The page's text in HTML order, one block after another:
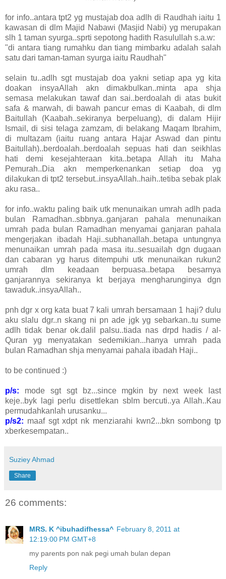
for info..antara tpt2 yg mustajab doa adlh di Raudhah iaitu 1
kawasan di dlm Majid Nabawi (Masjid Nabi) yg merupakan
slh 1 taman syurga..sprti sepotong hadith Rasulullah s.a.w:
"di antara tiang rumahku dan tiang mimbarku adalah salah
satu dari taman-taman syurga iaitu Raudhah"
selain tu..adlh sgt mustajab doa yakni setiap apa yg kita
doakan insyaAllah akn dimakbulkan..minta apa shja
semasa melakukan tawaf dan sai..berdoalah di atas bukit
safa & marwah, di bawah pancur emas di Kaabah, di dlm
Baitullah (Kaabah..sekiranya berpeluang), di dalam Hijir
Ismail, di sisi telaga zamzam, di belakang Maqam Ibrahim,
di multazam (iaitu ruang antara Hajar Aswad dan pintu
Baitullah)..berdoalah..berdoalah sepuas hati dan seikhlas
hati demi kesejahteraan kita..betapa Allah itu Maha
Pemurah..Dia akn memperkenankan setiap doa yg
dilakukan di tpt2 tersebut..insyaAllah..haih..tetiba sebak plak
aku rasa..
for info..waktu paling baik utk menunaikan umrah adlh pada
bulan Ramadhan..sbbnya..ganjaran pahala menunaikan
umrah pada bulan Ramadhan menyamai ganjaran pahala
mengerjakan ibadah Haji..subhanallah..betapa untungnya
menunaikan umrah pada masa itu..sesuailah dgn dugaan
dan cabaran yg harus ditempuhi utk menunaikan rukun2
umrah dlm keadaan berpuasa..betapa besarnya
ganjarannya sekiranya kt berjaya mengharunginya dgn
tawaduk..insyaAllah..
pnh dgr x org kata buat 7 kali umrah bersamaan 1 haji? dulu
aku slalu dgr..n skang ni pn ade jgk yg sebarkan..tu sume
adlh tidak benar ok.dalil palsu..tiada nas drpd hadis / al-
Quran yg menyatakan sedemikian...hanya umrah pada
bulan Ramadhan shja menyamai pahala ibadah Haji..
to be continued :)
p/s: mode sgt sgt bz...since mgkin by next week last
keje..byk lagi perlu disettlekan sblm bercuti..ya Allah..Kau
permudahkanlah urusanku...
p/s2: maaf sgt xdpt nk menziarahi kwn2...bkn sombong tp
xberkesempatan..
Suziey Ahmad
Share
26 comments:
MRS. K ^ibuhadifhessa^ February 8, 2011 at
12:19:00 PM GMT+8
my parents pon nak pegi umah bulan depan
Reply